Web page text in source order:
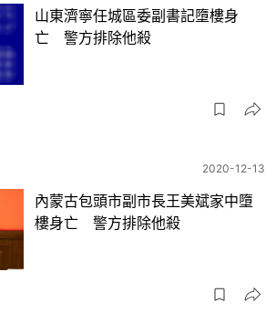
山東濟寧任城區委副書記墮樓身
亡 警方排除他殺
2020-12-13
內蒙古包頭市副市長王美斌家中墮
樓身亡 警方排除他殺